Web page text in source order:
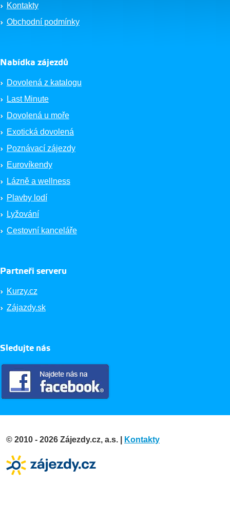
Kontakty
Obchodní podmínky
Nabídka zájezdů
Dovolená z katalogu
Last Minute
Dovolená u moře
Exotická dovolená
Poznávací zájezdy
Eurovíkendy
Lázně a wellness
Plavby lodí
Lyžování
Cestovní kanceláře
Partneři serveru
Kurzy.cz
Zájazdy.sk
Sledujte nás
© 2010 - 2026 Zájezdy.cz, a.s. | Kontakty